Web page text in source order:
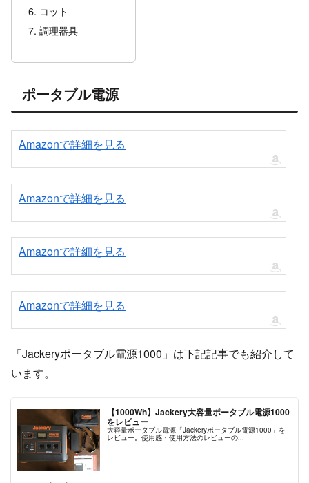
コット
調理器具
ポータブル電源
Amazonで詳細を見る
Amazonで詳細を見る
Amazonで詳細を見る
Amazonで詳細を見る
「Jackeryポータブル電源1000」は下記記事でも紹介して
います。
【1000Wh】Jackery大容量ポータブル電源1000
をレビュー
大容量ポータブル電源「Jackeryポータブル電源1000」を
レビュー。使用感・使用方法のレビューの...